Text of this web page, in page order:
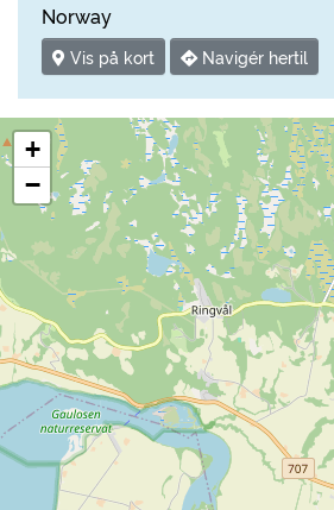
Norway
Vis på kort Navigér hertil
+
−